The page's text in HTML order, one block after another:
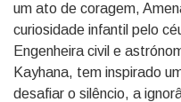
um ato de coragem,
curiosidade infantil pelo
Engenheira civil e
Kayhana, tem inspirado
desafiar o silêncio, a